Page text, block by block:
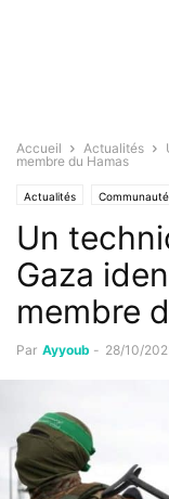
Accueil Actualités
membre du Hamas
Actualités Communauté
Un
Gaza
membre
Par Ayyoub - 28/10/